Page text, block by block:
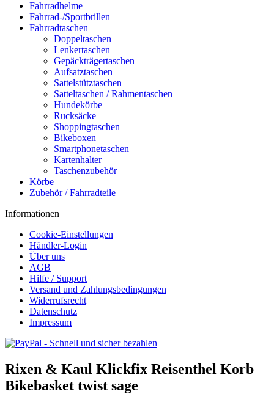
Fahrradhelme
Fahrrad-/Sportbrillen
Fahrradtaschen
Doppeltaschen
Lenkertaschen
Gepäckträgertaschen
Aufsatztaschen
Sattelstütztaschen
Satteltaschen / Rahmentaschen
Hundekörbe
Rucksäcke
Shoppingtaschen
Bikeboxen
Smartphonetaschen
Kartenhalter
Taschenzubehör
Körbe
Zubehör / Fahrradteile
Informationen
Cookie-Einstellungen
Händler-Login
Über uns
AGB
Hilfe / Support
Versand und Zahlungsbedingungen
Widerrufsrecht
Datenschutz
Impressum
Rixen & Kaul Klickfix Reisenthel Korb
Bikebasket twist sage